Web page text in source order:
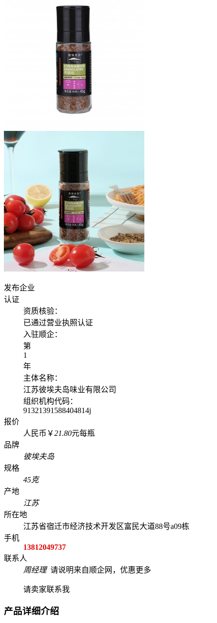
发布企业
认证
资质核验：
已通过营业执照认证
入驻顺企：
第
1
年
主体名称：
江苏彼埃夫岛味业有限公司
组织机构代码：
91321391588404814j
报价
人民币￥21.80元每瓶
品牌
彼埃夫岛
规格
45克
产地
江苏
所在地
江苏省宿迁市经济技术开发区富民大道88号a09栋
手机
13812049737
联系人
周经理请说明来自顺企网，优惠更多
请卖家联系我
产品详细介绍